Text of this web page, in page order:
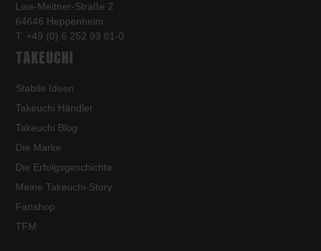
Lise-Meitner-Straße 2
64646 Heppenheim
T: +49 (0) 6 252 93 81-0
TAKEUCHI
Stabile Ideen
Takeuchi Händler
Takeuchi Blog
Die Marke
Die Erfolgsgeschichte
Meine Takeuchi-Story
Fanshop
TFM